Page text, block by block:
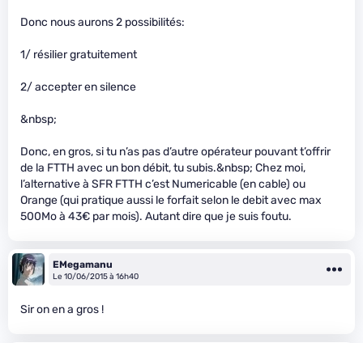
Donc nous aurons 2 possibilités:
1/ résilier gratuitement
2/ accepter en silence
&nbsp;
Donc, en gros, si tu n’as pas d’autre opérateur pouvant t’offrir
de la FTTH avec un bon débit, tu subis.&nbsp; Chez moi,
l’alternative à SFR FTTH c’est Numericable (en cable) ou
Orange (qui pratique aussi le forfait selon le debit avec max
500Mo à 43€ par mois). Autant dire que je suis foutu.
EMegamanu
Le 10/06/2015 à 16h40
Sir on en a gros !